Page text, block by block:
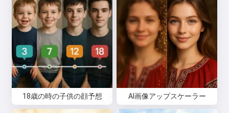
18歳の時の子供の顔予想 AI画像アップスケーラー
メッセージを書けます🥰
無料でお試しください
プライバシーポリシー,
返金ポリシー